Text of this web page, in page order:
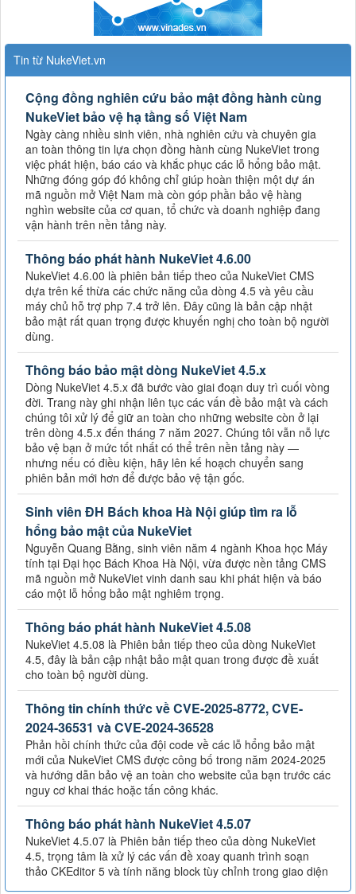
Tin từ NukeViet.vn
Cộng đồng nghiên cứu bảo mật đồng hành cùng
NukeViet bảo vệ hạ tầng số Việt Nam
Ngày càng nhiều sinh viên, nhà nghiên cứu và chuyên gia
an toàn thông tin lựa chọn đồng hành cùng NukeViet trong
việc phát hiện, báo cáo và khắc phục các lỗ hổng bảo mật.
Những đóng góp đó không chỉ giúp hoàn thiện một dự án
mã nguồn mở Việt Nam mà còn góp phần bảo vệ hàng
nghìn website của cơ quan, tổ chức và doanh nghiệp đang
vận hành trên nền tảng này.
Thông báo phát hành NukeViet 4.6.00
NukeViet 4.6.00 là phiên bản tiếp theo của NukeViet CMS
dựa trên kế thừa các chức năng của dòng 4.5 và yêu cầu
máy chủ hỗ trợ php 7.4 trở lên. Đây cũng là bản cập nhật
bảo mật rất quan trọng được khuyến nghị cho toàn bộ người
dùng.
Thông báo bảo mật dòng NukeViet 4.5.x
Dòng NukeViet 4.5.x đã bước vào giai đoạn duy trì cuối vòng
đời. Trang này ghi nhận liên tục các vấn đề bảo mật và cách
chúng tôi xử lý để giữ an toàn cho những website còn ở lại
trên dòng 4.5.x đến tháng 7 năm 2027. Chúng tôi vẫn nỗ lực
bảo vệ bạn ở mức tốt nhất có thể trên nền tảng này —
nhưng nếu có điều kiện, hãy lên kế hoạch chuyển sang
phiên bản mới hơn để được bảo vệ tận gốc.
Sinh viên ĐH Bách khoa Hà Nội giúp tìm ra lỗ
hổng bảo mật của NukeViet
Nguyễn Quang Bằng, sinh viên năm 4 ngành Khoa học Máy
tính tại Đại học Bách Khoa Hà Nội, vừa được nền tảng CMS
mã nguồn mở NukeViet vinh danh sau khi phát hiện và báo
cáo một lỗ hổng bảo mật nghiêm trọng.
Thông báo phát hành NukeViet 4.5.08
NukeViet 4.5.08 là Phiên bản tiếp theo của dòng NukeViet
4.5, đây là bản cập nhật bảo mật quan trong được đề xuất
cho toàn bộ người dùng.
Thông tin chính thức về CVE-2025-8772, CVE-
2024-36531 và CVE-2024-36528
Phản hồi chính thức của đội code về các lỗ hổng bảo mật
mới của NukeViet CMS được công bố trong năm 2024-2025
và hướng dẫn bảo vệ an toàn cho website của bạn trước các
nguy cơ khai thác hoặc tấn công khác.
Thông báo phát hành NukeViet 4.5.07
NukeViet 4.5.07 là Phiên bản tiếp theo của dòng NukeViet
4.5, trọng tâm là xử lý các vấn đề xoay quanh trình soạn
thảo CKEditor 5 và tính năng block tùy chỉnh trong giao diện